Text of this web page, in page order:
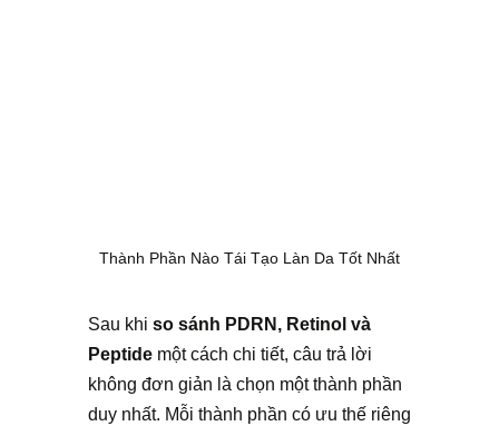
Thành Phần Nào Tái Tạo Làn Da Tốt Nhất
Sau khi so sánh PDRN, Retinol và
Peptide một cách chi tiết, câu trả lời
không đơn giản là chọn một thành phần
duy nhất. Mỗi thành phần có ưu thế riêng